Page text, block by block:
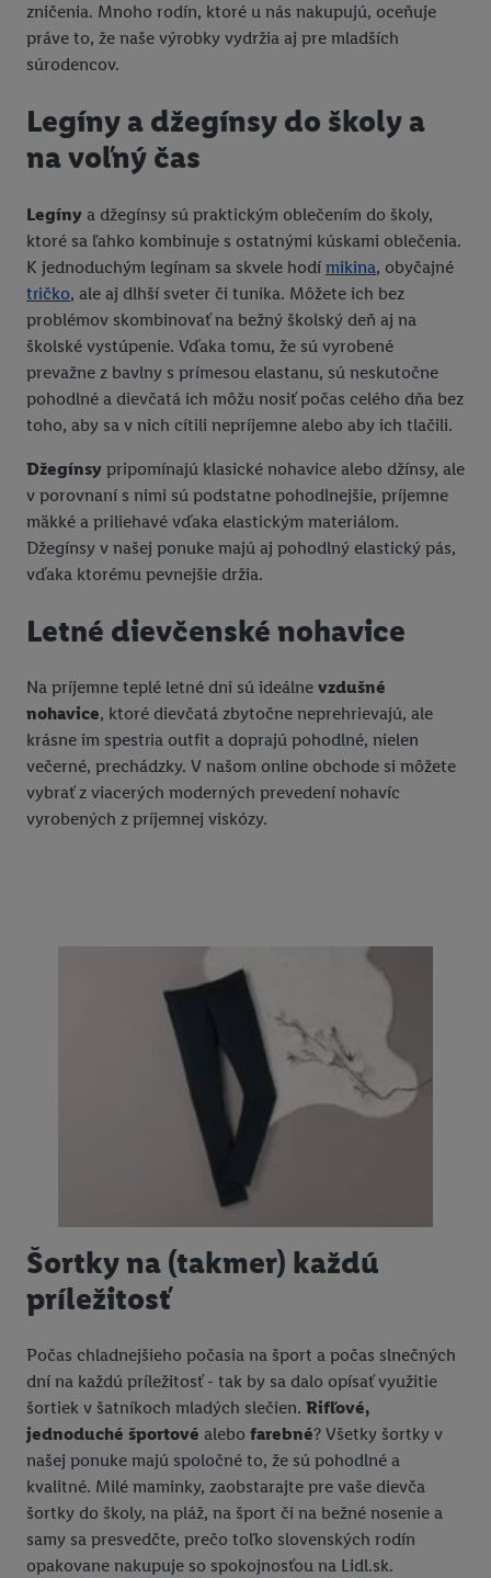
zničenia. Mnoho rodín, ktoré u nás nakupujú, oceňuje
práve to, že naše výrobky vydržia aj pre mladších
súrodencov.
Legíny a džegínsy do školy a
na voľný čas
Legíny a džegínsy sú praktickým oblečením do školy,
ktoré sa ľahko kombinuje s ostatnými kúskami oblečenia.
K jednoduchým legínam sa skvele hodí mikina, obyčajné
tričko, ale aj dlhší sveter či tunika. Môžete ich bez
problémov skombinovať na bežný školský deň aj na
školské vystúpenie. Vďaka tomu, že sú vyrobené
prevažne z bavlny s prímesou elastanu, sú neskutočne
pohodlné a dievčatá ich môžu nosiť počas celého dňa bez
toho, aby sa v nich cítili nepríjemne alebo aby ich tlačili.
Džegínsy pripomínajú klasické nohavice alebo džínsy, ale
v porovnaní s nimi sú podstatne pohodlnejšie, príjemne
mäkké a priliehavé vďaka elastickým materiálom.
Džegínsy v našej ponuke majú aj pohodlný elastický pás,
vďaka ktorému pevnejšie držia.
Letné dievčenské nohavice
Na príjemne teplé letné dni sú ideálne vzdušné
nohavice, ktoré dievčatá zbytočne neprehrievajú, ale
krásne im spestria outfit a doprajú pohodlné, nielen
večerné, prechádzky. V našom online obchode si môžete
vybrať z viacerých moderných prevedení nohavíc
vyrobených z príjemnej viskózy.
Šortky na (takmer) každú
príležitosť
Počas chladnejšieho počasia na šport a počas slnečných
dní na každú príležitosť - tak by sa dalo opísať využitie
šortiek v šatníkoch mladých slečien. Rifľové,
jednoduché športové alebo farebné? Všetky šortky v
našej ponuke majú spoločné to, že sú pohodlné a
kvalitné. Milé maminky, zaobstarajte pre vaše dievča
šortky do školy, na pláž, na šport či na bežné nosenie a
samy sa presvedčte, prečo toľko slovenských rodín
opakovane nakupuje so spokojnosťou na Lidl.sk.